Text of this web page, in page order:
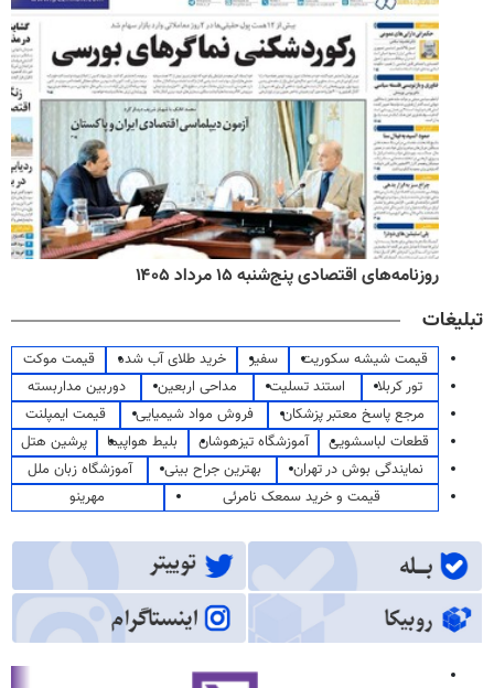
روزنامه‌های اقتصادی پنج‌شنبه ۱۵ مرداد ۱۴۰۵
تبلیغات
قیمت شیشه سکوریت سفیر خرید طلای آب شده
قیمت موکت
تور کربلا
استند تسلیت مداحی اربعین
دوربین مداربسته
مرجع پاسخ معتبر پزشکان
فروش مواد شیمیایی
قیمت ایمپلنت
قطعات لباسشویی
آموزشگاه تیزهوشان بلیط هواپیما
پرشین هتل
نمایندگی بوش در تهران
بهترین جراح بینی
آموزشگاه زبان ملل
قیمت و خرید سمعک نامرئی
مهرینو